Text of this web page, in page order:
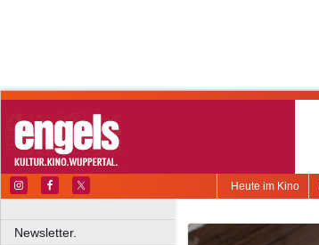
Heute im Kino
Newsletter.